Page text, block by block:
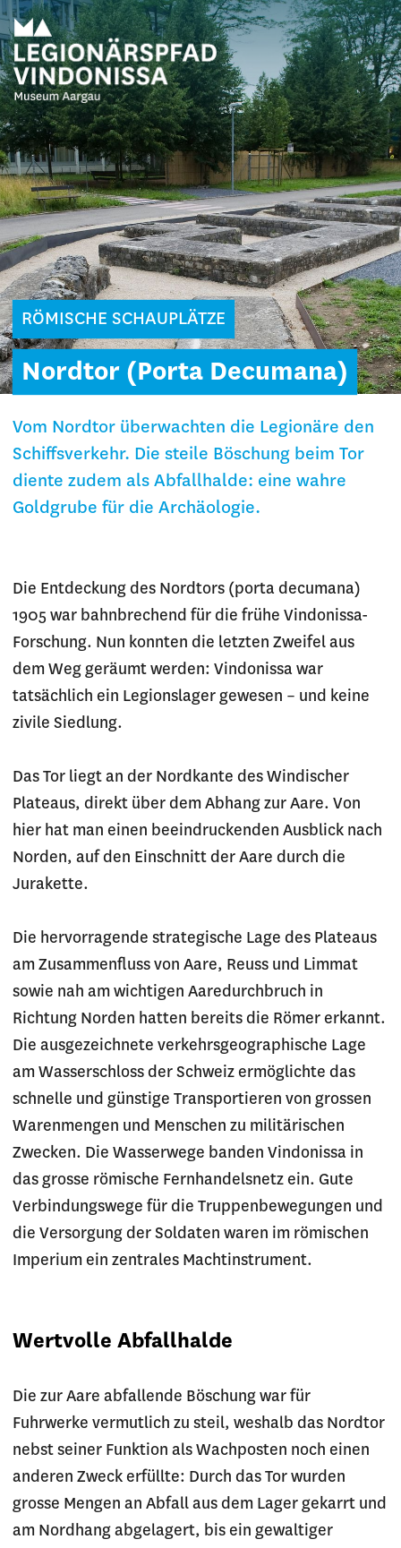
RÖMISCHE SCHAUPLÄTZE
Nordtor (Porta Decumana)
Vom Nordtor überwachten die Legionäre den
Schiffsverkehr. Die steile Böschung beim Tor
diente zudem als Abfallhalde: eine wahre
Goldgrube für die Archäologie.
Die Entdeckung des Nordtors (porta decumana)
1905 war bahnbrechend für die frühe Vindonissa-
Forschung. Nun konnten die letzten Zweifel aus
dem Weg geräumt werden: Vindonissa war
tatsächlich ein Legionslager gewesen – und keine
zivile Siedlung.
Das Tor liegt an der Nordkante des Windischer
Plateaus, direkt über dem Abhang zur Aare. Von
hier hat man einen beeindruckenden Ausblick nach
Norden, auf den Einschnitt der Aare durch die
Jurakette.
Die hervorragende strategische Lage des Plateaus
am Zusammenfluss von Aare, Reuss und Limmat
sowie nah am wichtigen Aaredurchbruch in
Richtung Norden hatten bereits die Römer erkannt.
Die ausgezeichnete verkehrsgeographische Lage
am Wasserschloss der Schweiz ermöglichte das
schnelle und günstige Transportieren von grossen
Warenmengen und Menschen zu militärischen
Zwecken. Die Wasserwege banden Vindonissa in
das grosse römische Fernhandelsnetz ein. Gute
Verbindungswege für die Truppenbewegungen und
die Versorgung der Soldaten waren im römischen
Imperium ein zentrales Machtinstrument.
Wertvolle Abfallhalde
Die zur Aare abfallende Böschung war für
Fuhrwerke vermutlich zu steil, weshalb das Nordtor
nebst seiner Funktion als Wachposten noch einen
anderen Zweck erfüllte: Durch das Tor wurden
grosse Mengen an Abfall aus dem Lager gekarrt und
am Nordhang abgelagert, bis ein gewaltiger